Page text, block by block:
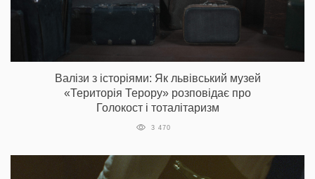
Валізи з історіями: Як львівський музей
«Територія Терору» розповідає про
Голокост і тоталітаризм
3 470